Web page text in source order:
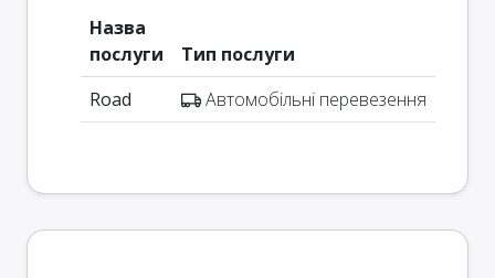
Назва
послуги
Тип послуги
Road
Автомобільні перевезення